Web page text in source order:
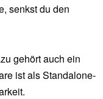
senkst du den
gehört auch ein
ist als Standalone-